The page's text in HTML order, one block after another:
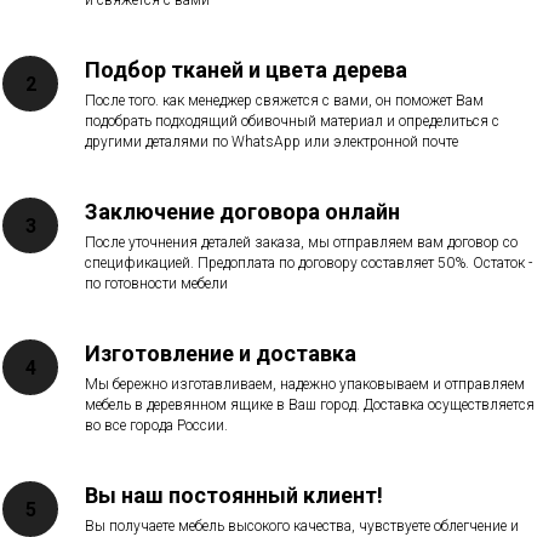
Подбор тканей и цвета дерева
После того. как менеджер свяжется с вами, он поможет Вам
подобрать подходящий обивочный материал и определиться с
другими деталями по WhatsApp или электронной почте
Заключение договора онлайн
После уточнения деталей заказа, мы отправляем вам договор со
спецификацией. Предоплата по договору составляет 50%. Остаток -
по готовности мебели
Изготовление и доставка
Мы бережно изготавливаем, надежно упаковываем и отправляем
мебель в деревянном ящике в Ваш город. Доставка осуществляется
во все города России.
Вы наш постоянный клиент!
Вы получаете мебель высокого качества, чувствуете облегчение и